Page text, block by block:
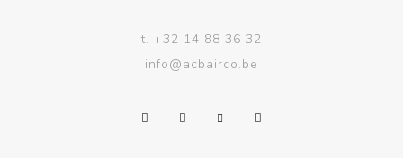
t. +32 14 88 36 32
info@acbairco.be